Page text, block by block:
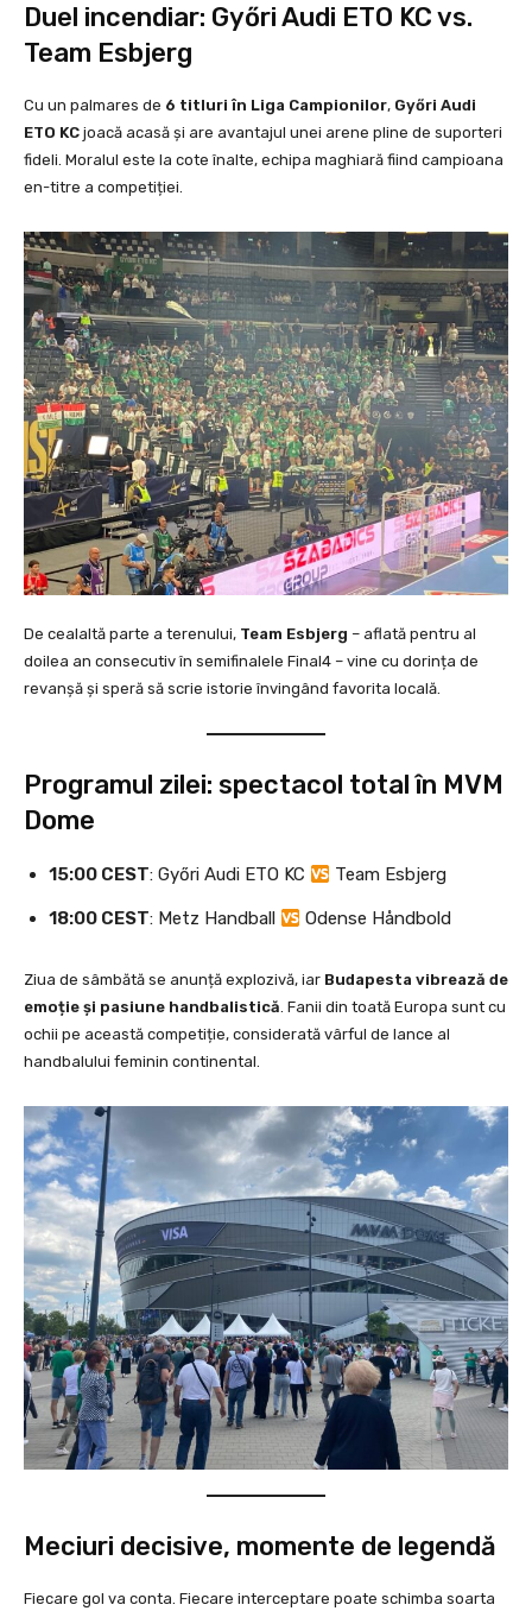
Duel incendiar: Győri Audi ETO KC vs.
Team Esbjerg
Cu un palmares de 6 titluri în Liga Campionilor, Győri Audi
ETO KC joacă acasă și are avantajul unei arene pline de suporteri
fideli. Moralul este la cote înalte, echipa maghiară fiind campioana
en-titre a competiției.
De cealaltă parte a terenului, Team Esbjerg – aflată pentru al
doilea an consecutiv în semifinalele Final4 – vine cu dorința de
revanșă și speră să scrie istorie învingând favorita locală.
Programul zilei: spectacol total în MVM
Dome
15:00 CEST: Győri Audi ETO KC Team Esbjerg
18:00 CEST: Metz Handball Odense Håndbold
Ziua de sâmbătă se anunță explozivă, iar Budapesta vibrează de
emoție și pasiune handbalistică. Fanii din toată Europa sunt cu
ochii pe această competiție, considerată vârful de lance al
handbalului feminin continental.
Meciuri decisive, momente de legendă
Fiecare gol va conta. Fiecare interceptare poate schimba soarta